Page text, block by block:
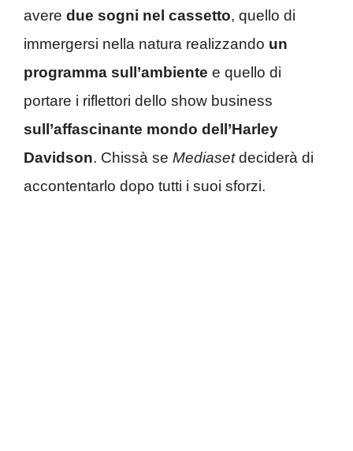
avere due sogni nel cassetto, quello di
immergersi nella natura realizzando un
programma sull’ambiente e quello di
portare i riflettori dello show business
sull’affascinante mondo dell’Harley
Davidson. Chissà se Mediasetdeciderà di
accontentarlo dopo tutti i suoi sforzi.